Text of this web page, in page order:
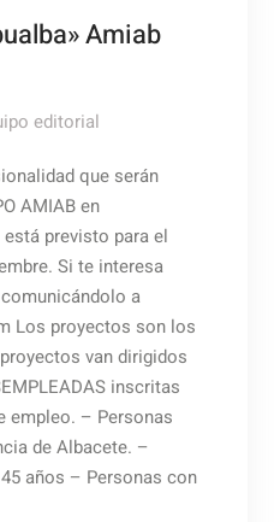
Amiab
editorial
que serán
AMIAB en
previsto para el
Si te interesa
a
Los proyectos son los
van dirigidos
inscritas
empleo. – Personas
de Albacete. –
años – Personas con